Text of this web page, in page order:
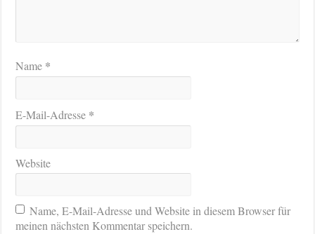
Name *
E-Mail-Adresse *
Website
Name, E-Mail-Adresse und Website in diesem Browser für
meinen nächsten Kommentar speichern.